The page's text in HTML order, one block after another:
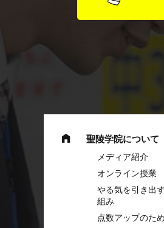
聖陵学院について
メディア紹介
オンライン授業
やる気を引き出
組み
点数アップのた